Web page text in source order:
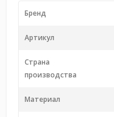
Бренд
Артикул
Страна
производства
Материал